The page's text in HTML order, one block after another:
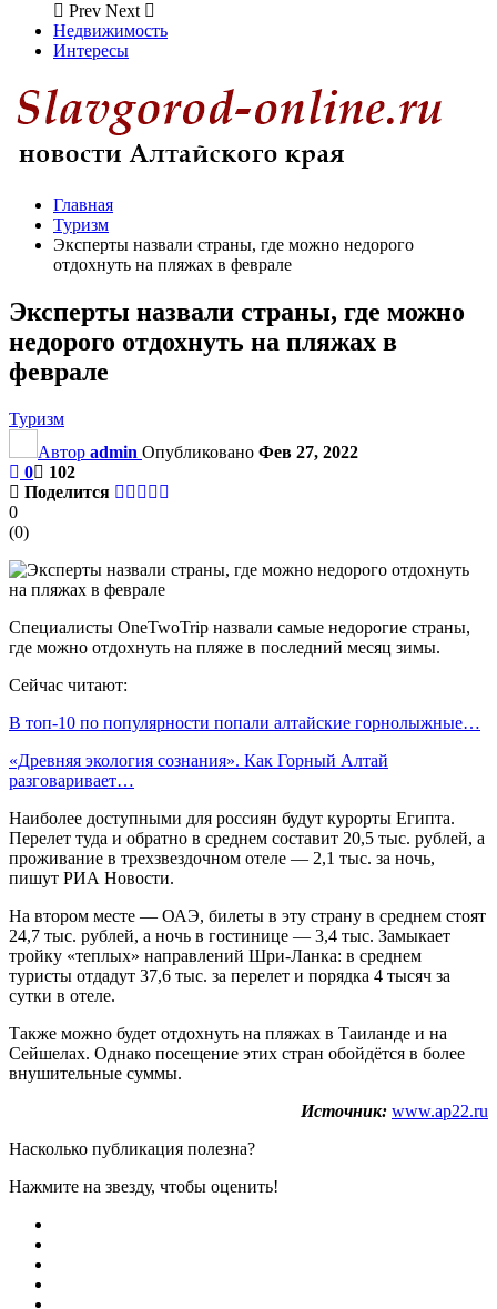
Prev Next
Недвижимость
Интересы
Главная
Туризм
Эксперты назвали страны, где можно недорого
отдохнуть на пляжах в феврале
Эксперты назвали страны, где можно
недорого отдохнуть на пляжах в
феврале
Туризм
Автор admin Опубликовано Фев 27, 2022
0
102
Поделится
0
(0)
Специалисты OneTwoTrip назвали самые недорогие страны,
где можно отдохнуть на пляже в последний месяц зимы.
Сейчас читают:
В топ-10 по популярности попали алтайские горнолыжные…
«Древняя экология сознания». Как Горный Алтай
разговаривает…
Наиболее доступными для россиян будут курорты Египта.
Перелет туда и обратно в среднем составит 20,5 тыс. рублей, а
проживание в трехзвездочном отеле — 2,1 тыс. за ночь,
пишут РИА Новости.
На втором месте — ОАЭ, билеты в эту страну в среднем стоят
24,7 тыс. рублей, а ночь в гостинице — 3,4 тыс. Замыкает
тройку «теплых» направлений Шри-Ланка: в среднем
туристы отдадут 37,6 тыс. за перелет и порядка 4 тысяч за
сутки в отеле.
Также можно будет отдохнуть на пляжах в Таиланде и на
Сейшелах. Однако посещение этих стран обойдётся в более
внушительные суммы.
Источник: www.ap22.ru
Насколько публикация полезна?
Нажмите на звезду, чтобы оценить!